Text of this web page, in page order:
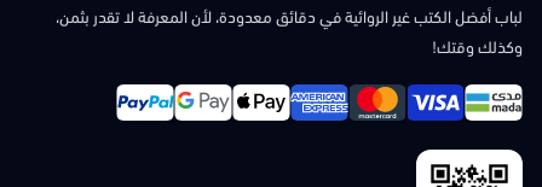
لباب أفضل الكتب غير الروائية في دقائق معدودة، لأن المعرفة لا تقدر بثمن،
وكذلك وقتك!